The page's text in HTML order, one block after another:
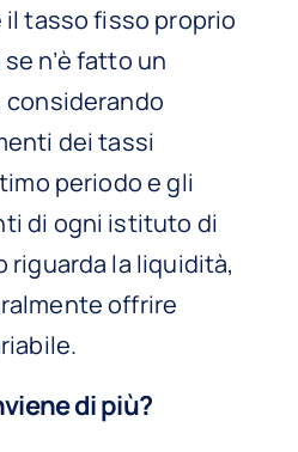
tasso fisso proprio
n’è fatto un
considerando
dei tassi
periodo e gli
di ogni istituto di
la liquidità,
offrire
di più?